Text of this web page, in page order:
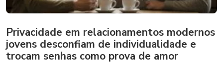
Privacidade em relacionamentos modernos
jovens desconfiam de individualidade e
trocam senhas como prova de amor